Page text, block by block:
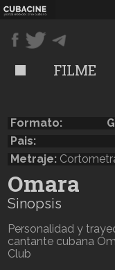
Pasar
al
contenido
principal
FILME
Formato:
Pais:
Metraje:
Omara
Sinopsis
Personalidad y
cantante cubana
Club